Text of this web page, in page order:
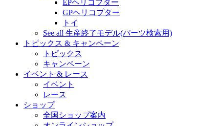
EPヘリコプター
GPヘリコプター
トイ
See all 生産終了モデル(パーツ検索用)
トピックス & キャンペーン
トピックス
キャンペーン
イベント & レース
イベント
レース
ショップ
全国ショップ案内